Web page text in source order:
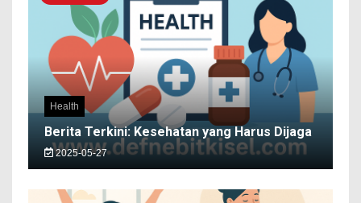
Health
Berita Terkini: Kesehatan yang Harus Dijaga
2025-05-27